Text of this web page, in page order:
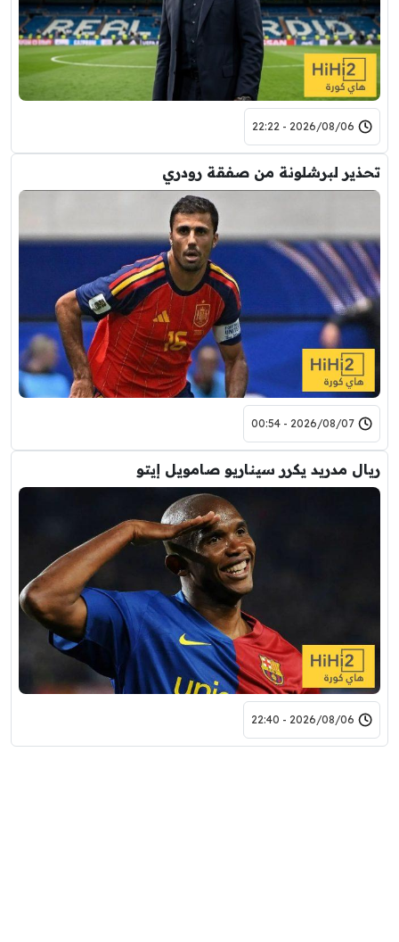
2026/08/06 - 22:22
تحذير لبرشلونة من صفقة رودري
2026/08/07 - 00:54
ريال مدريد يكرر سيناريو صامويل إيتو
2026/08/06 - 22:40